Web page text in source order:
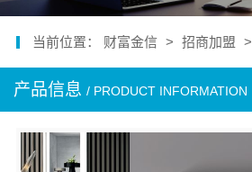
当前位置： 财富金信 > 招商加盟 >
产品信息 / PRODUCT INFORMATION